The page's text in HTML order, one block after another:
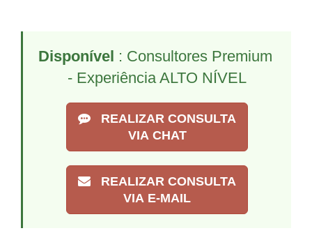
Disponível : Consultores Premium
- Experiência ALTO NÍVEL
REALIZAR CONSULTA
VIA CHAT
REALIZAR CONSULTA
VIA E-MAIL